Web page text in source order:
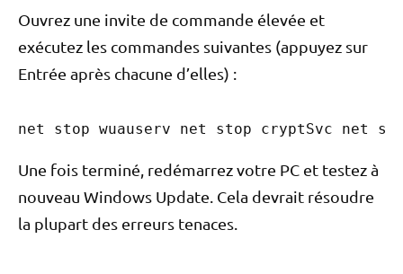
Ouvrez une invite de commande élevée et
exécutez les commandes suivantes (appuyez sur
Entrée après chacune d’elles) :
net stop wuauserv net stop cryptSvc net
Une fois terminé, redémarrez votre PC et testez à
nouveau Windows Update. Cela devrait résoudre
la plupart des erreurs tenaces.